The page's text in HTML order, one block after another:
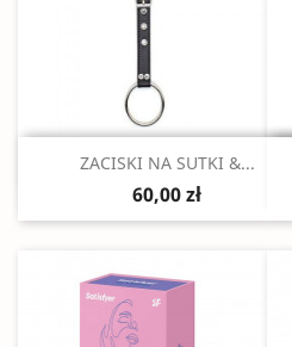
Szybki podgląd
ZACISKI NA SUTKI &...
60,00 zł